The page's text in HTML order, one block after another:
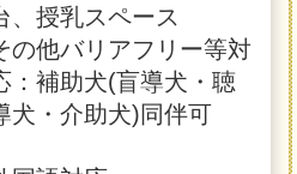
、授乳スペース
の他バリアフリー等対
：補助犬(盲導犬・聴
犬・介助犬)同伴可